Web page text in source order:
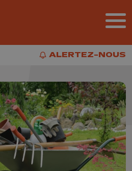
ALERTEZ-NOUS
ALERTEZ-NOUS